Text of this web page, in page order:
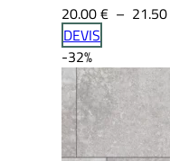
20.00€ – 21.50
DEVIS
-32%